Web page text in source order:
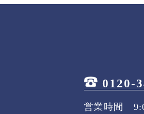
0120-
営業時間